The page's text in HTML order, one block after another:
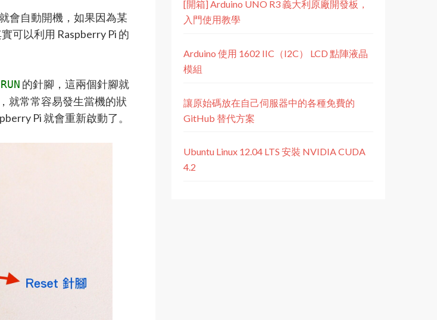
會自動開機，如果因為某
可以利用 Raspberry Pi 的
RUN 的針腳，這兩個針腳就
就常常容易發生當機的狀
Pi 就會重新啟動了。
[開箱] Arduino UNO R3 義大利原廠開發板，
入門使用教學
Arduino 使用 1602 IIC（I2C） LCD 點陣液晶
模組
讓原始碼放在自己伺服器中的各種免費的
GitHub 替代方案
Ubuntu Linux 12.04 LTS 安裝 NVIDIA CUDA
4.2